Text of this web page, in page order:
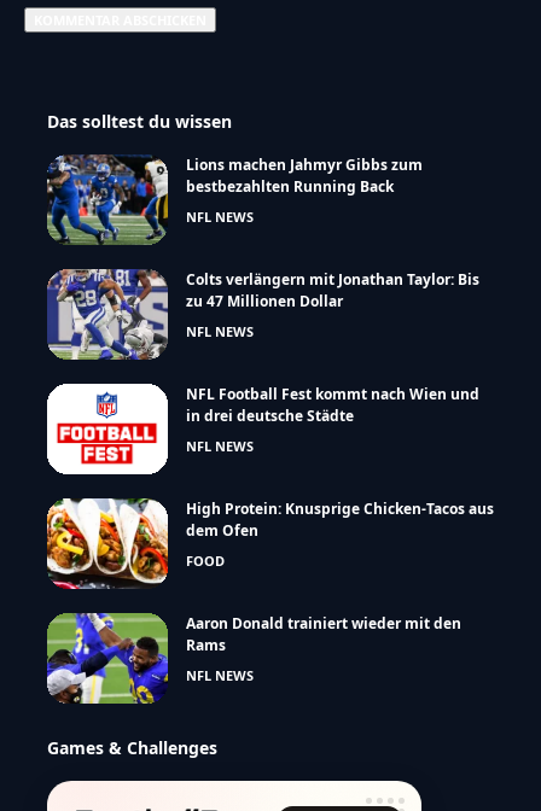
Das solltest du wissen
Lions machen Jahmyr Gibbs zum
bestbezahlten Running Back
NFL NEWS
Colts verlängern mit Jonathan Taylor: Bis
zu 47 Millionen Dollar
NFL NEWS
NFL Football Fest kommt nach Wien und
in drei deutsche Städte
NFL NEWS
High Protein: Knusprige Chicken-Tacos aus
dem Ofen
FOOD
Aaron Donald trainiert wieder mit den
Rams
NFL NEWS
Games & Challenges